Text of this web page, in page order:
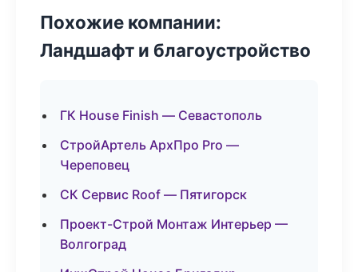
Похожие компании:
Ландшафт и благоустройство
ГК House Finish — Севастополь
СтройАртель АрхПро Pro —
Череповец
СК Сервис Roof — Пятигорск
Проект-Строй Монтаж Интерьер —
Волгоград